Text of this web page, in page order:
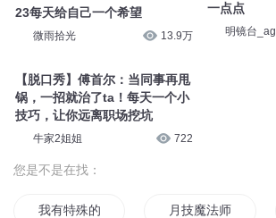
23每天给自己一个希望
微雨拾光 13.9万
【脱口秀】傅首尔：当同事再甩
锅，一招就治了ta！每天一个小
技巧，让你远离职场挖坑
牛家2姐姐 722
一点点
明镜台_ag
您是不是在找：
我有特殊的高冷技巧 月技魔法师